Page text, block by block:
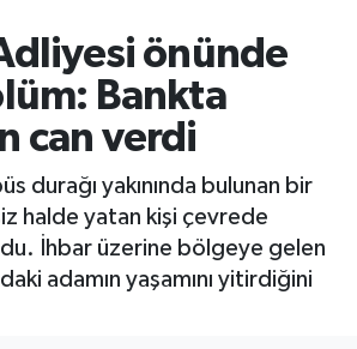
önünde
Bankta
can verdi
durağı yakınında bulunan bir
halde yatan kişi çevrede
İhbar üzerine bölgeye gelen
adamın yaşamını yitirdiğini